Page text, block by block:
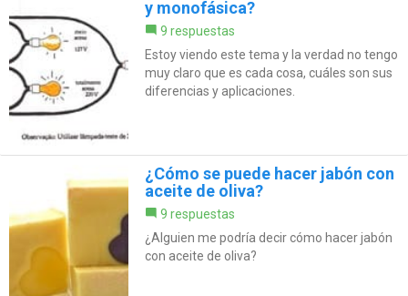
y monofásica?
9 respuestas
Estoy viendo este tema y la verdad no tengo
muy claro que es cada cosa, cuáles son sus
diferencias y aplicaciones.
¿Cómo se puede hacer jabón con
aceite de oliva?
9 respuestas
¿Alguien me podría decir cómo hacer jabón
con aceite de oliva?